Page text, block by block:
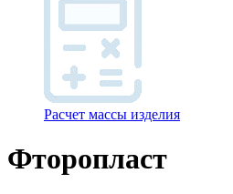
Расчет массы изделия
Фторопласт